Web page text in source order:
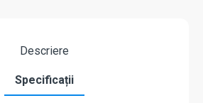
Descriere
Specificații